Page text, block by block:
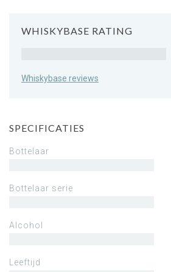
WHISKYBASE RATING
Whiskybase reviews
SPECIFICATIES
Bottelaar
Bottelaar serie
Alcohol
Leeftijd